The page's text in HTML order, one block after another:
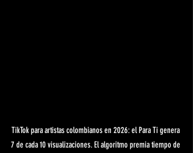
TikTok para artistas colombianos en 2026: el Para Ti genera
7 de cada 10 visualizaciones. El algoritmo premia tiempo de